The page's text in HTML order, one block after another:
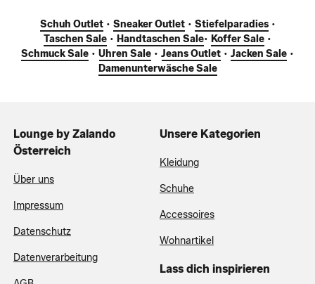
Schuh Outlet• Sneaker Outlet• Stiefelparadies•
Taschen Sale • Handtaschen Sale• Koffer Sale •
Schmuck Sale • Uhren Sale • Jeans Outlet • Jacken Sale •
Damenunterwäsche Sale
Lounge by Zalando
Österreich
Über uns
Impressum
Datenschutz
Datenverarbeitung
Unsere Kategorien
Kleidung
Schuhe
Accessoires
Wohnartikel
Lass dich inspirieren